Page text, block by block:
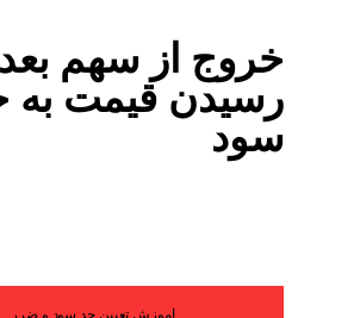
خروج از سهم بعد
رسیدن قیمت به
سود
اموزش تعیین حد سود و ضرر